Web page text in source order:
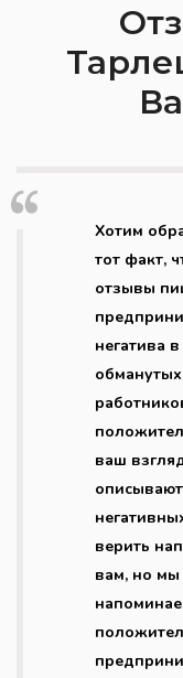
Хотим
тот факт,
отзывы
негатива
ваш
верить
вам, но мы